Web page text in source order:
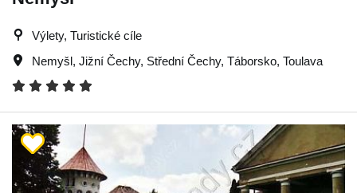
Výlety, Turistické cíle
Nemyšl, Jižní Čechy, Střední Čechy, Táborsko, Toulava